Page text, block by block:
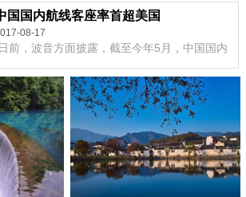
代”...
国国内航线客座率首超美国
08-17
日前，波音方面披露，截至今年5月，中国国内
线市场客座率已经达到84.2%，首度超越美
。 ...